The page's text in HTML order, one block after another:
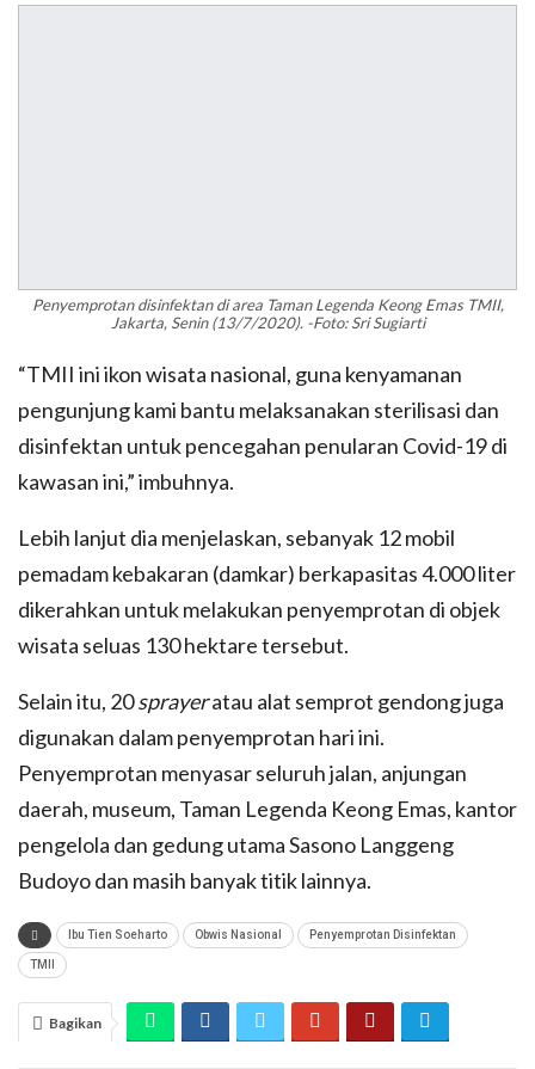
Penyemprotan disinfektan di area Taman Legenda Keong Emas TMII,
Jakarta, Senin (13/7/2020). -Foto: Sri Sugiarti
“TMII ini ikon wisata nasional, guna kenyamanan
pengunjung kami bantu melaksanakan sterilisasi dan
disinfektan untuk pencegahan penularan Covid-19 di
kawasan ini,” imbuhnya.
Lebih lanjut dia menjelaskan, sebanyak 12 mobil
pemadam kebakaran (damkar) berkapasitas 4.000 liter
dikerahkan untuk melakukan penyemprotan di objek
wisata seluas 130 hektare tersebut.
Selain itu, 20sprayeratau alat semprot gendong juga
digunakan dalam penyemprotan hari ini.
Penyemprotan menyasar seluruh jalan, anjungan
daerah, museum, Taman Legenda Keong Emas, kantor
pengelola dan gedung utama Sasono Langgeng
Budoyo dan masih banyak titik lainnya.
Ibu Tien Soeharto Obwis Nasional Penyemprotan Disinfektan
TMII
Bagikan